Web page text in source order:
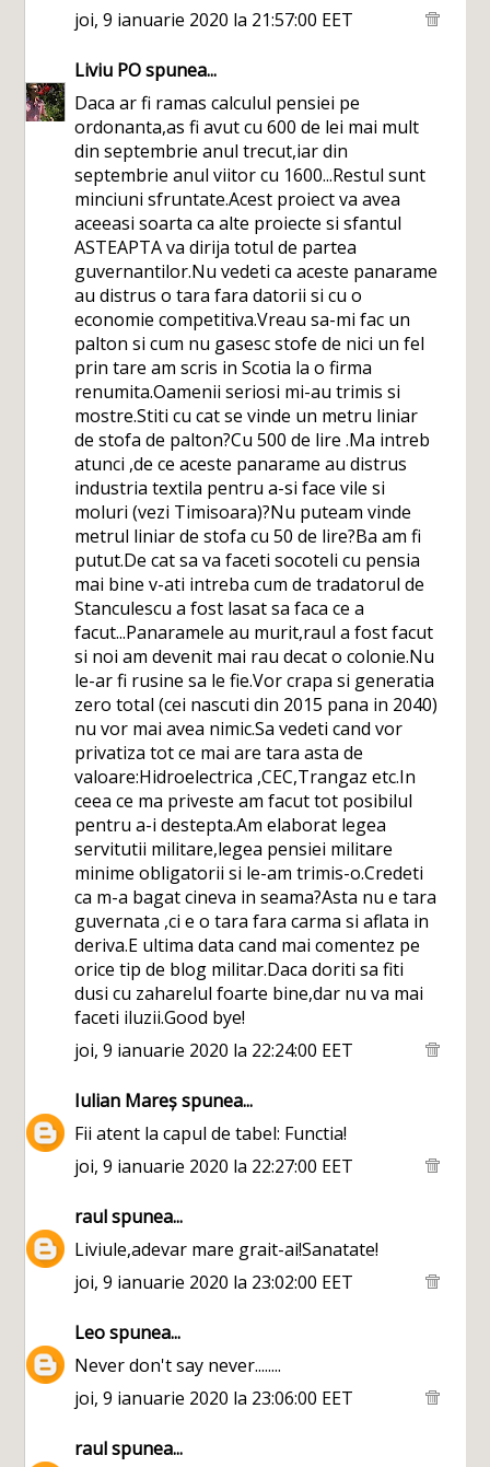
joi, 9 ianuarie 2020 la 21:57:00 EET
Liviu POspunea...
Daca ar fi ramas calculul pensiei pe
ordonanta,as fi avut cu 600 de lei mai mult
din septembrie anul trecut,iar din
septembrie anul viitor cu 1600...Restul sunt
minciuni sfruntate.Acest proiect va avea
aceeasi soarta ca alte proiecte si sfantul
ASTEAPTA va dirija totul de partea
guvernantilor.Nu vedeti ca aceste panarame
au distrus o tara fara datorii si cu o
economie competitiva.Vreau sa-mi fac un
palton si cum nu gasesc stofe de nici un fel
prin tare am scris in Scotia la o firma
renumita.Oamenii seriosi mi-au trimis si
mostre.Stiti cu cat se vinde un metru liniar
de stofa de palton?Cu 500 de lire .Ma intreb
atunci ,de ce aceste panarame au distrus
industria textila pentru a-si face vile si
moluri (vezi Timisoara)?Nu puteam vinde
metrul liniar de stofa cu 50 de lire?Ba am fi
putut.De cat sa va faceti socoteli cu pensia
mai bine v-ati intreba cum de tradatorul de
Stanculescu a fost lasat sa faca ce a
facut...Panaramele au murit,raul a fost facut
si noi am devenit mai rau decat o colonie.Nu
le-ar fi rusine sa le fie.Vor crapa si generatia
zero total (cei nascuti din 2015 pana in 2040)
nu vor mai avea nimic.Sa vedeti cand vor
privatiza tot ce mai are tara asta de
valoare:Hidroelectrica ,CEC,Trangaz etc.In
ceea ce ma priveste am facut tot posibilul
pentru a-i destepta.Am elaborat legea
servitutii militare,legea pensiei militare
minime obligatorii si le-am trimis-o.Credeti
ca m-a bagat cineva in seama?Asta nu e tara
guvernata ,ci e o tara fara carma si aflata in
deriva.E ultima data cand mai comentez pe
orice tip de blog militar.Daca doriti sa fiti
dusi cu zaharelul foarte bine,dar nu va mai
faceti iluzii.Good bye!
joi, 9 ianuarie 2020 la 22:24:00 EET
Iulian Mareșspunea...
Fii atent la capul de tabel: Functia!
joi, 9 ianuarie 2020 la 22:27:00 EET
raulspunea...
Liviule,adevar mare grait-ai!Sanatate!
joi, 9 ianuarie 2020 la 23:02:00 EET
Leospunea...
Never don't say never........
joi, 9 ianuarie 2020 la 23:06:00 EET
raulspunea...